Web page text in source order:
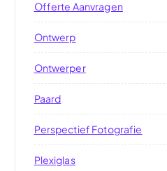
Offerte Aanvragen
Ontwerp
Ontwerper
Paard
Perspectief Fotografie
Plexiglas